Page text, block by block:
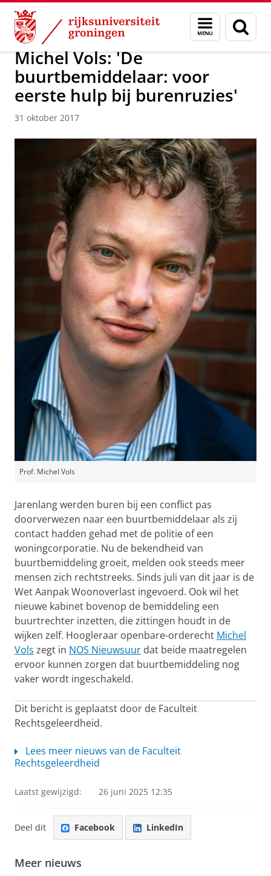
Skip
Content
Skip
Navigation
Menu
en
zoeken
Over ons Actueel Nieuws Nieuwsberichten
Michel Vols: 'De
buurtbemiddelaar: voor
eerste hulp bij burenruzies'
31 oktober 2017
Prof. Michel Vols
Jarenlang werden buren bij een conflict pas
doorverwezen naar een buurtbemiddelaar als zij
contact hadden gehad met de politie of een
woningcorporatie. Nu de bekendheid van
buurtbemiddeling groeit, melden ook steeds meer
mensen zich rechtstreeks. Sinds juli van dit jaar is de
Wet Aanpak Woonoverlast ingevoerd. Ook wil het
nieuwe kabinet bovenop de bemiddeling een
buurtrechter inzetten, die zittingen houdt in de
wijken zelf. Hoogleraar openbare-orderecht Michel
Vols zegt in NOS Nieuwsuur dat beide maatregelen
ervoor kunnen zorgen dat buurtbemiddeling nog
vaker wordt ingeschakeld.
Dit bericht is geplaatst door de Faculteit
Rechtsgeleerdheid.
Lees meer nieuws van de Faculteit
Rechtsgeleerdheid
Laatst gewijzigd: 26 juni 2025 12:35
Deel dit Facebook LinkedIn
Meer nieuws